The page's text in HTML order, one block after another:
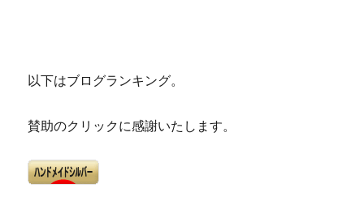
以下はブログランキング。
賛助のクリックに感謝いたします。